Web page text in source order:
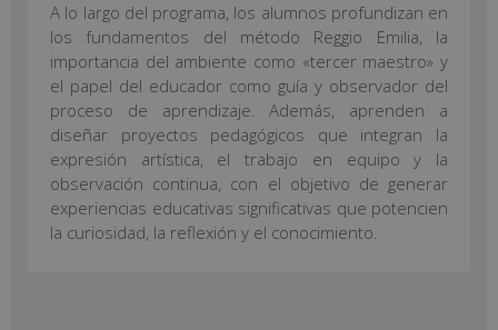
A lo largo del programa, los alumnos profundizan en
los fundamentos del método Reggio Emilia, la
importancia del ambiente como «tercer maestro» y
el papel del educador como guía y observador del
proceso de aprendizaje. Además, aprenden a
diseñar proyectos pedagógicos que integran la
expresión artística, el trabajo en equipo y la
observación continua, con el objetivo de generar
experiencias educativas significativas que potencien
la curiosidad, la reflexión y el conocimiento.